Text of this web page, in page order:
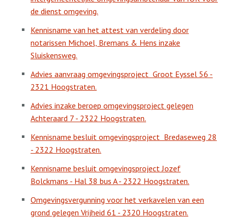
de dienst omgeving.
Kennisname van het attest van verdeling door
notarissen Michoel, Bremans & Hens inzake
Sluiskensweg.
Advies aanvraag omgevingsproject Groot Eyssel 56 -
2321 Hoogstraten.
Advies inzake beroep omgevingsproject gelegen
Achteraard 7 - 2322 Hoogstraten.
Kennisname besluit omgevingsproject Bredaseweg 28
- 2322 Hoogstraten.
Kennisname besluit omgevingsproject Jozef
Bolckmans - Hal 38 bus A - 2322 Hoogstraten.
Omgevingsvergunning voor het verkavelen van een
grond gelegen Vrijheid 61 - 2320 Hoogstraten.